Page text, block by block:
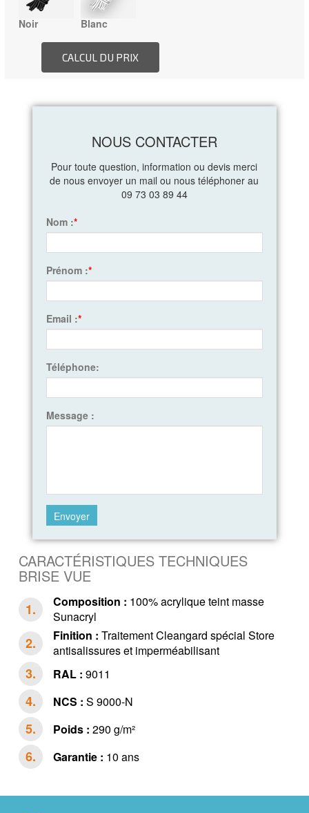
Noir Blanc
NOUS CONTACTER
Pour toute question, information ou devis merci
de nous envoyer un mail ou nous téléphoner au
09 73 03 89 44
Nom :*
Prénom :*
Email :*
Téléphone:
Message :
CARACTÉRISTIQUES TECHNIQUES
BRISE VUE
Composition : 100% acrylique teint masse
Sunacryl
Finition : Traitement Cleangard spécial Store
antisalissures et imperméabilisant
RAL : 9011
NCS : S 9000-N
Poids : 290 g/m²
Garantie : 10 ans